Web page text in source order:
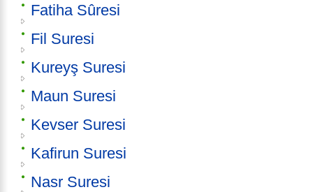
Fatiha Sûresi
Fil Suresi
Kureyş Suresi
Maun Suresi
Kevser Suresi
Kafirun Suresi
Nasr Suresi